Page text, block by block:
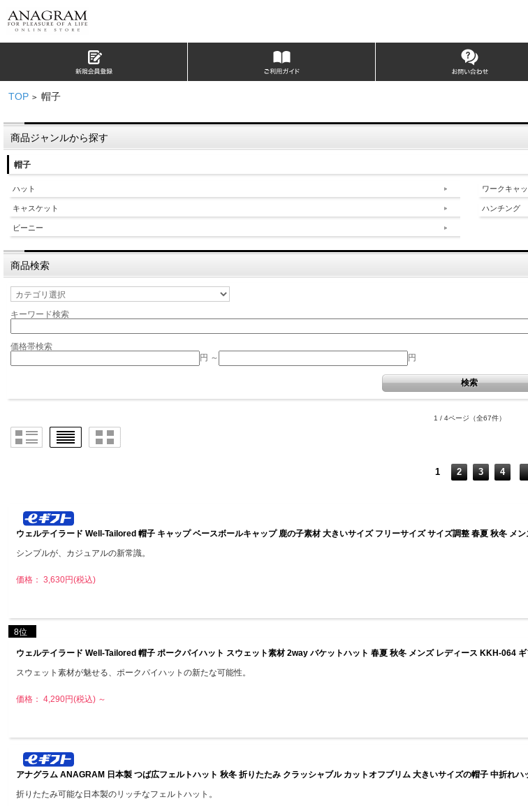
TOP > 帽子
商品ジャンルから探す
帽子
ハット
キャスケット
ビーニー
ワークキャ
ハンチング
商品検索
キーワード検索
価格帯検索
円 ～
円
1 / 4ページ （全67件）
1 2 3 4
ウェルテイラード Well-Tailored 帽子 キャップ ベースボールキャップ 鹿の子素材 大きいサイズ フリーサイズ サイズ調整 春夏 秋冬 メ
シンプルが、カジュアルの新常識。
価格： 3,630円(税込)
8位
ウェルテイラード Well-Tailored 帽子 ポークパイハット スウェット素材 2way バケットハット 春夏 秋冬 メンズ レディース KKH-064
スウェット素材が魅せる、ポークパイハットの新たな可能性。
価格： 4,290円(税込) ～
アナグラム ANAGRAM 日本製 つば広フェルトハット 秋冬 折りたたみ クラッシャブル カットオフブリム 大きいサイズの帽子 中折れ
折りたたみ可能な日本製のリッチなフェルトハット。